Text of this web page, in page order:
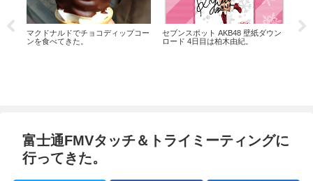
マクドナルドでチョコディップコー
ンを食べてきた。
セブンスポット AKB48 壁紙ダウン
ロード 4日目は柏木由紀。
仮
富士通FMVタッチ＆トライミーティングに
行ってきた。